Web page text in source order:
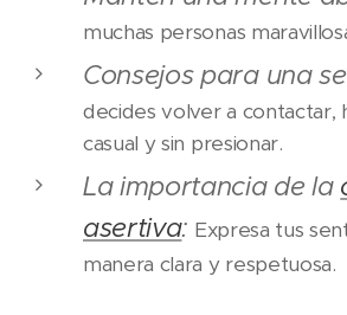
muchas personas
Consejos para una
decides volver a contactar,
casual y sin presionar.
La importancia de la
asertiva: Expresa tus
manera clara y respetuosa.